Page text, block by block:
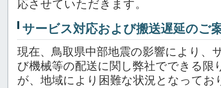
応させていただきます。
サービス対応および搬送遅延のご
現在、鳥取県中部地震の影響により、
び機械等の配送に関し弊社でできる限
が、地域により困難な状況となってお